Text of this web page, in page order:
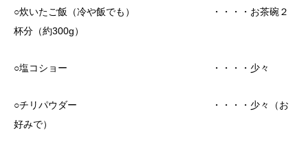
○炊いたご飯（冷や飯でも） ・・・・お茶碗２
杯分（約300g）
○塩コショー ・・・・少々
○チリパウダー ・・・・少々（お
好みで）